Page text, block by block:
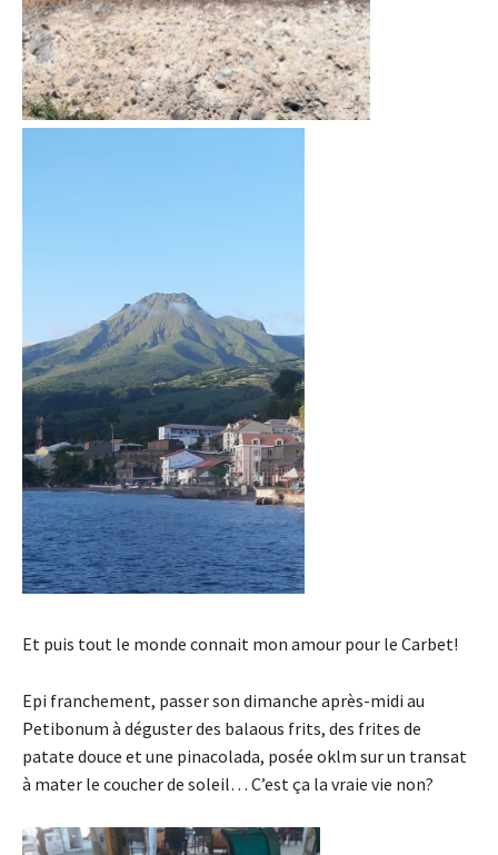
Et puis tout le monde connait mon amour pour le Carbet!
Epi franchement, passer son dimanche après-midi au
Petibonum à déguster des balaous frits, des frites de
patate douce et une pinacolada, posée oklm sur un transat
à mater le coucher de soleil… C’est ça la vraie vie non?